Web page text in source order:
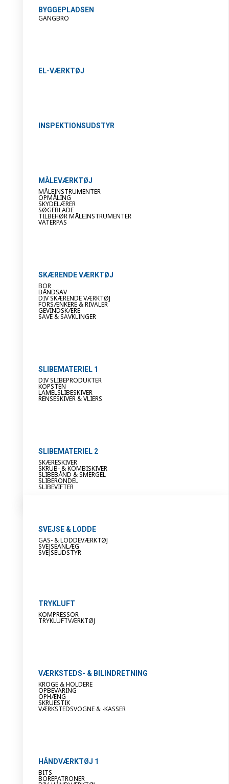
BYGGEPLADSEN
GANGBRO
EL-VÆRKTØJ
INSPEKTIONSUDSTYR
MÅLEVÆRKTØJ
MÅLEINSTRUMENTER
OPMÅLING
SKYDELÆRER
SØGEBLADE
TILBEHØR MÅLEINSTRUMENTER
VATERPAS
SKÆRENDE VÆRKTØJ
BOR
BÅNDSAV
DIV SKÆRENDE VÆRKTØJ
FORSÆNKERE & RIVALER
GEVINDSKÆRE
SAVE & SAVKLINGER
SLIBEMATERIEL 1
DIV SLIBEPRODUKTER
KOPSTEN
LAMELSLIBESKIVER
RENSESKIVER & VLIERS
SLIBEMATERIEL 2
SKÆRESKIVER
SKRUB- & KOMBISKIVER
SLIBEBÅND & SMERGEL
SLIBERONDEL
SLIBEVIFTER
SVEJSE & LODDE
GAS- & LODDEVÆRKTØJ
SVEJSEANLÆG
SVEJSEUDSTYR
TRYKLUFT
KOMPRESSOR
TRYKLUFTVÆRKTØJ
VÆRKSTEDS- & BILINDRETNING
KROGE & HOLDERE
OPBEVARING
OPHÆNG
SKRUESTIK
VÆRKSTEDSVOGNE & -KASSER
HÅNDVÆRKTØJ 1
BITS
BOREPATRONER